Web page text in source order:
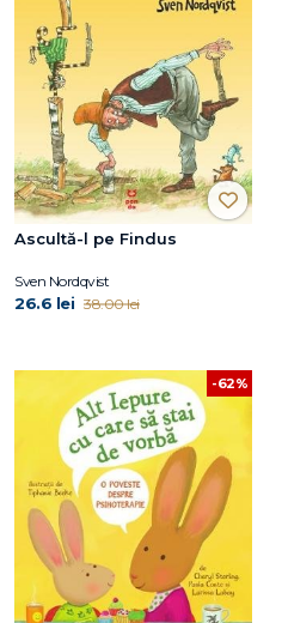
Ascultă-l pe Findus
Sven Nordqvist
26.6 lei 38.00 lei
-62%